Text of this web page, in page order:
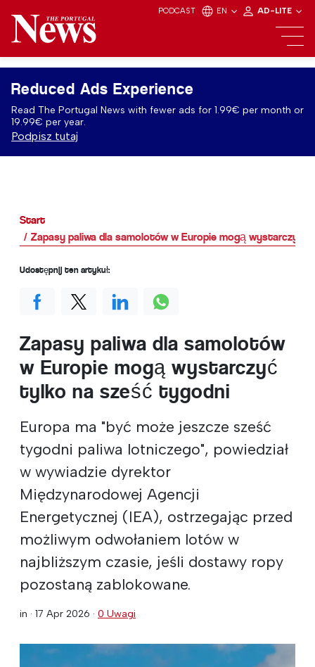
PODCAST EN AD-LITE
Reduced Ads Experience
Read The Portugal News with fewer ads for 1.99€ per month or
19.99€ per year.
Podpisz tutaj
Start
Zapasy paliwa dla samolotów w Europie mogą wystarczyć
Zapasy paliwa dla samolotów
w Europie mogą wystarczyć
tylko na sześć tygodni
Europa ma "być może jeszcze sześć
tygodni paliwa lotniczego", powiedział
w wywiadzie dyrektor
Międzynarodowej Agencji
Energetycznej (IEA), ostrzegając przed
możliwym odwołaniem lotów w
najbliższym czasie, jeśli dostawy ropy
pozostaną zablokowane.
in · 17 Apr 2026 · 0 Uwagi
Udostępnij ten artykuł: